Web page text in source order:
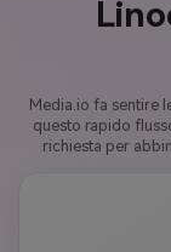
Media.io fa sentire
questo rapido
richiesta per